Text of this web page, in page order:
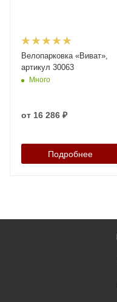
Велопарковка «Виват»,
артикул 30063
Много
от 16 286 ₽
Подробнее